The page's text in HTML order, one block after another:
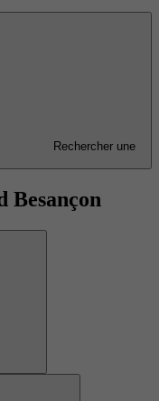
Rechercher une
Besançon